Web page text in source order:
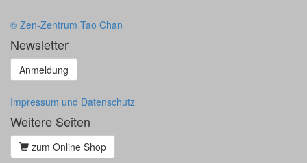
© Zen-Zentrum Tao Chan
Newsletter
Anmeldung
Impressum und Datenschutz
Weitere Seiten
zum Online Shop